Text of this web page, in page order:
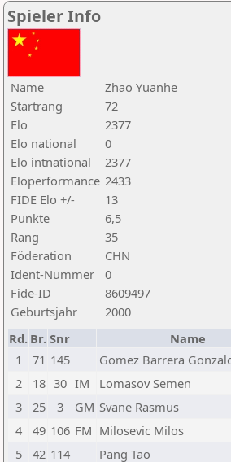
Spieler Info
Name
Zhao Yuanhe
Startrang
72
Elo
2377
Elo national
0
Elo intnational
2377
Eloperformance 2433
FIDE Elo +/-
13
Punkte
6,5
Rang
35
Föderation
CHN
Ident-Nummer
0
Fide-ID
8609497
Geburtsjahr
2000
Rd. Br. Snr Name
1
71 145 Gomez Barrera
2
18 30 IM Lomasov Semen
3
25 3 GM Svane Rasmus
4
49 106 FM Milosevic Milos
5
42 114 Pang Tao